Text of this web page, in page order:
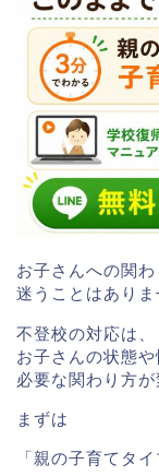
お子さんへの関わ
迷うことはありま
不登校の対応は、
お子さんの状態
必要な関わり方が
まずは
「親の子育てタイ